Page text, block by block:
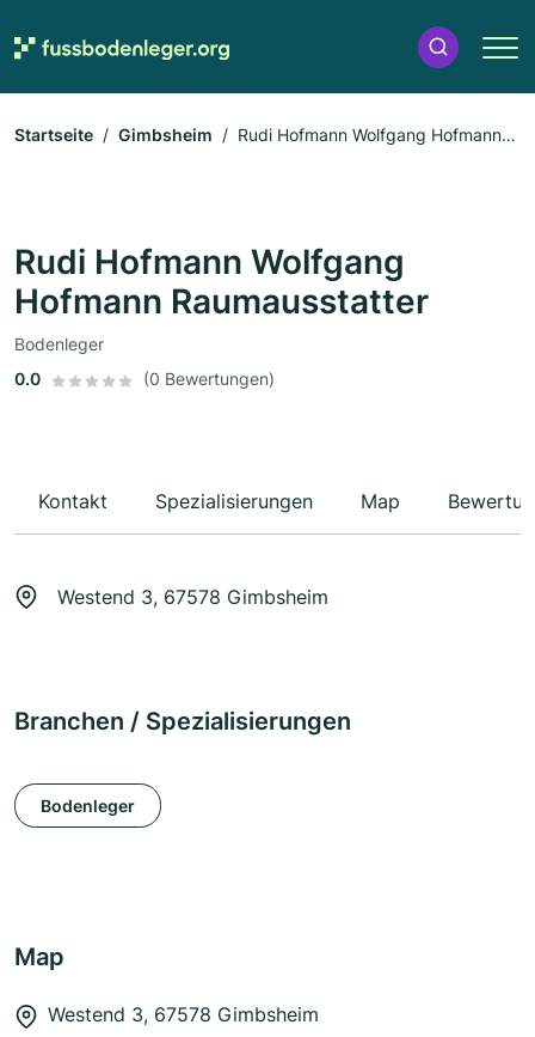
Startseite Gimbsheim
Rudi Hofmann Wolfgang Hofmann
Rudi Hofmann Wolfgang
Hofmann Raumausstatter
Bodenleger
0.0
(0 Bewertungen)
Kontakt Spezialisierungen Map
Westend 3, 67578 Gimbsheim
Branchen / Spezialisierungen
Bodenleger
Map
Westend 3, 67578 Gimbsheim